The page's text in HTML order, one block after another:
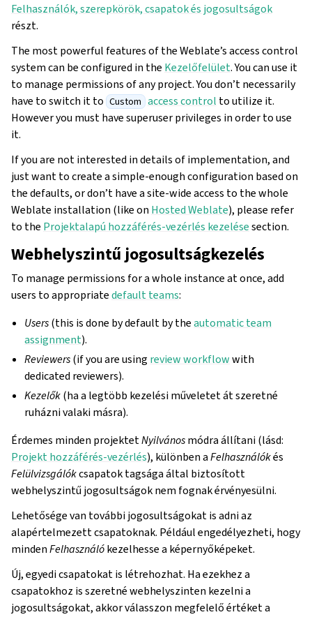
Felhasználók, szerepkörök, csapatok és jogosultságok
részt.
The most powerful features of the Weblate’s access control
system can be configured in the Kezelőfelület. You can use it
to manage permissions of any project. You don’t necessarily
have to switch it to Custom access control to utilize it.
However you must have superuser privileges in order to use
it.
If you are not interested in details of implementation, and
just want to create a simple-enough configuration based on
the defaults, or don’t have a site-wide access to the whole
Weblate installation (like on Hosted Weblate), please refer
to the Projektalapú hozzáférés-vezérlés kezelésesection.
Webhelyszintű jogosultságkezelés
To manage permissions for a whole instance at once, add
users to appropriatedefault teams:
Users(this is done by default by theautomatic team
assignment).
Reviewers(if you are using review workflowwith
dedicated reviewers).
Kezelők(ha a legtöbb kezelési műveletet át szeretné
ruházni valaki másra).
Érdemes minden projektetNyilvánosmódra állítani (lásd:
Projekt hozzáférés-vezérlés), különben aFelhasználókés
Felülvizsgálókcsapatok tagsága által biztosított
webhelyszintű jogosultságok nem fognak érvényesülni.
Lehetősége van további jogosultságokat is adni az
alapértelmezett csapatoknak. Például engedélyezheti, hogy
mindenFelhasználókezelhesse a képernyőképeket.
Új, egyedi csapatokat is létrehozhat. Ha ezekhez a
csapatokhoz is szeretné webhelyszinten kezelni a
jogosultságokat, akkor válasszon megfelelő értéket a